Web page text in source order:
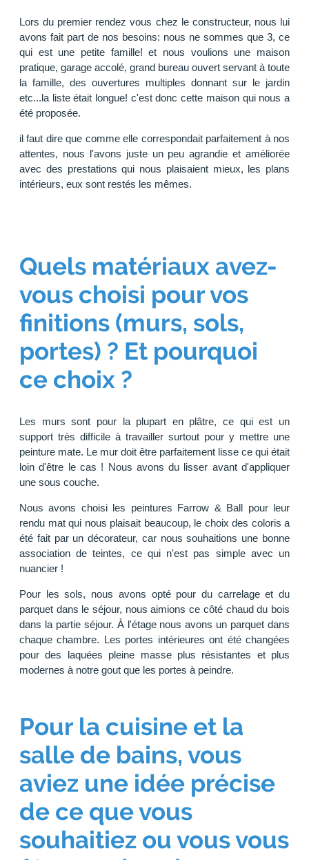
Lors du premier rendez vous chez le constructeur, nous lui
avons fait part de nos besoins: nous ne sommes que 3, ce
qui est une petite famille! et nous voulions une maison
pratique, garage accolé, grand bureau ouvert servant à toute
la famille, des ouvertures multiples donnant sur le jardin
etc...la liste était longue! c'est donc cette maison qui nous a
été proposée.
il faut dire que comme elle correspondait parfaitement à nos
attentes, nous l'avons juste un peu agrandie et améliorée
avec des prestations qui nous plaisaient mieux, les plans
intérieurs, eux sont restés les mêmes.
Quels matériaux avez-
vous choisi pour vos
finitions (murs, sols,
portes) ? Et pourquoi
ce choix ?
Les murs sont pour la plupart en plâtre, ce qui est un
support très difficile à travailler surtout pour y mettre une
peinture mate. Le mur doit être parfaitement lisse ce qui était
loin d'être le cas ! Nous avons du lisser avant d'appliquer
une sous couche.
Nous avons choisi les peintures Farrow & Ball pour leur
rendu mat qui nous plaisait beaucoup, le choix des coloris a
été fait par un décorateur, car nous souhaitions une bonne
association de teintes, ce qui n'est pas simple avec un
nuancier !
Pour les sols, nous avons opté pour du carrelage et du
parquet dans le séjour, nous aimions ce côté chaud du bois
dans la partie séjour. À l'étage nous avons un parquet dans
chaque chambre. Les portes intérieures ont été changées
pour des laquées pleine masse plus résistantes et plus
modernes à notre gout que les portes à peindre.
Pour la cuisine et la
salle de bains, vous
aviez une idée précise
de ce que vous
souhaitiez ou vous vous